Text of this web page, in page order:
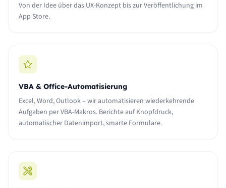
Von der Idee über das UX-Konzept bis zur Veröffentlichung im
App Store.
VBA & Office-Automatisierung
Excel, Word, Outlook – wir automatisieren wiederkehrende
Aufgaben per VBA-Makros. Berichte auf Knopfdruck,
automatischer Datenimport, smarte Formulare.